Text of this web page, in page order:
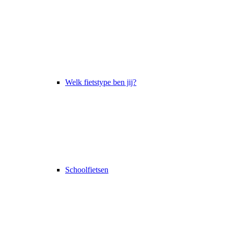
Welk fietstype ben jij?
Schoolfietsen